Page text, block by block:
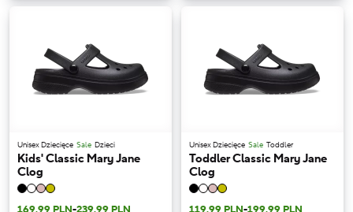
Unisex Dziecięce Sale Dzieci
Kids' Classic Mary Jane
Clog
Unisex Dziecięce Sale Toddler
Toddler Classic Mary Jane
Clog